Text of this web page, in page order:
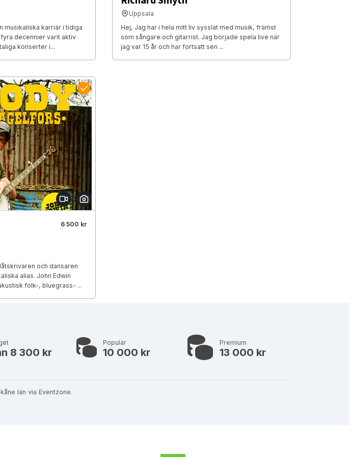
musikaliska karriär i tidiga
decennier varit aktiv
konserter i...
Uppsala
Hej, Jag har i hela mitt liv sysslat med musik, främst
som sångare och gitarrist. Jag började spela live när
jag var 15 år och har fortsatt sen ...
6 500 kr
och dansaren
alias. John Edwin
folk-, bluegrass- ...
8 300 kr
Populär
10 000 kr
Premium
13 000 kr
län via Eventzone.